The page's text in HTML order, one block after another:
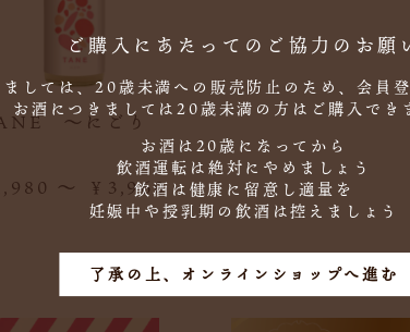
ご購入にあたってのご協力のお願
しては、20歳未満への販売防止のため、会員登
お酒につきましては20歳未満の方はご購入でき
お酒は20歳になってから
飲酒運転は絶対にやめましょう
飲酒は健康に留意し適量を
妊娠中や授乳期の飲酒は控えましょう
了承の上、オンラインショップへ進む
～にごり
～ ￥3,960